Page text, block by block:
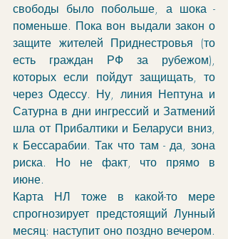
свободы было побольше, а шока -
поменьше. Пока вон выдали закон о
защите жителей Приднестровья (то
есть граждан РФ за рубежом),
которых если пойдут защищать, то
через Одессу. Ну, линия Нептуна и
Сатурна в дни ингрессий и Затмений
шла от Прибалтики и Беларуси вниз,
к Бессарабии. Так что там - да, зона
риска. Но не факт, что прямо в
июне.
Карта НЛ тоже в какой-то мере
спрогнозирует предстоящий Лунный
месяц: наступит оно поздно вечером.